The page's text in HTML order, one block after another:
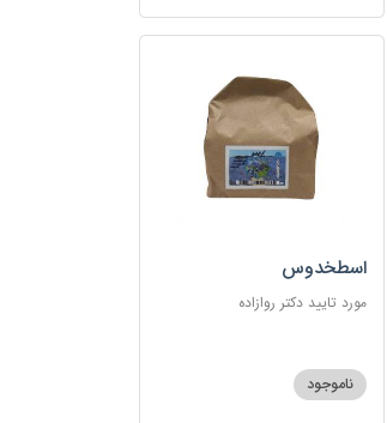
اسطخدوس
مورد تایید دکتر روازاده
ناموجود